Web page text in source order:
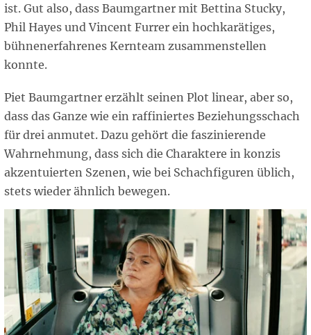
ist. Gut also, dass Baumgartner mit Bettina Stucky,
Phil Hayes und Vincent Furrer ein hochkarätiges,
bühnenerfahrenes Kernteam zusammenstellen
konnte.
Piet Baumgartner erzählt seinen Plot linear, aber so,
dass das Ganze wie ein raffiniertes Beziehungsschach
für drei anmutet. Dazu gehört die faszinierende
Wahrnehmung, dass sich die Charaktere in konzis
akzentuierten Szenen, wie bei Schachfiguren üblich,
stets wieder ähnlich bewegen.